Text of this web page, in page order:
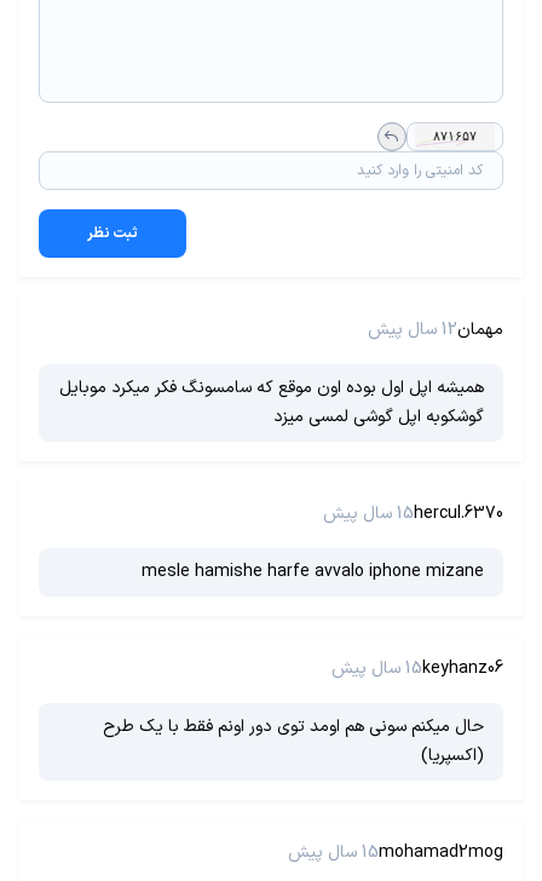
ثبت نظر
مهمان12 سال پیش
همیشه اپل اول بوده اون موقع که سامسونگ فکر میکرد موبایل
گوشکوبه اپل گوشی لمسی میزد
hercul.637015 سال پیش
mesle hamishe harfe avvalo iphone mizane
keyhanz0615 سال پیش
حال میکنم سونی هم اومد توی دور اونم فقط با یک طرح
(اکسپریا)
mohamad2mog15 سال پیش